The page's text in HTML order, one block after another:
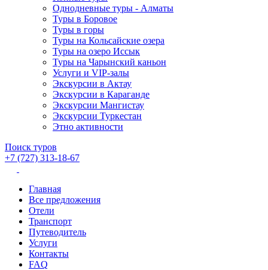
Однодневные туры - Алматы
Туры в Боровое
Туры в горы
Туры на Кольсайские озера
Туры на озеро Иссык
Туры на Чарынский каньон
Услуги и VIP-залы
Экскурсии в Актау
Экскурсии в Караганде
Экскурсии Мангистау
Экскурсии Туркестан
Этно активности
Поиск туров
+7 (727) 313-18-67
Главная
Все предложения
Отели
Транспорт
Путеводитель
Услуги
Контакты
FAQ